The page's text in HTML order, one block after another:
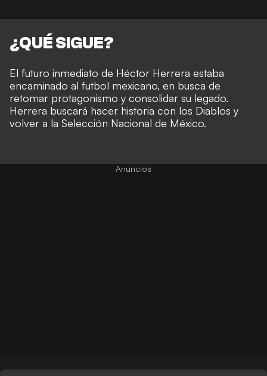
¿QUÉ SIGUE?
El futuro inmediato de Héctor Herrera estaba
encaminado al futbol mexicano, en busca de
retomar protagonismo y consolidar su legado.
Herrera buscará hacer historia con los Diablos y
volver a la Selección Nacional de México.